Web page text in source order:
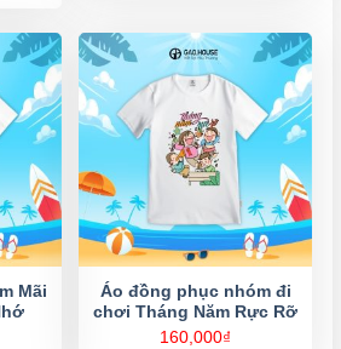
Mãi
Áo đồng phục nhóm đi
chơi Tháng Năm Rực Rỡ
160,000₫